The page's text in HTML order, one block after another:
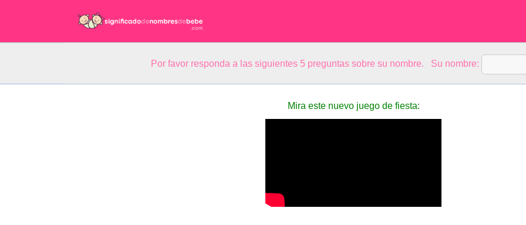
Por favor responda a las siguientes 5 preguntas sobre su nombre. Su nombre:
Mira este nuevo juego de fiesta: